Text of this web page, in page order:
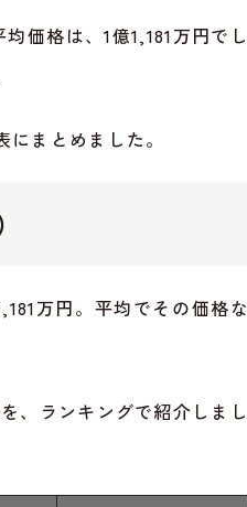
価格は、1億1,181万円でし
まとめました。
万円。平均でその価格な
、ランキングで紹介しまし